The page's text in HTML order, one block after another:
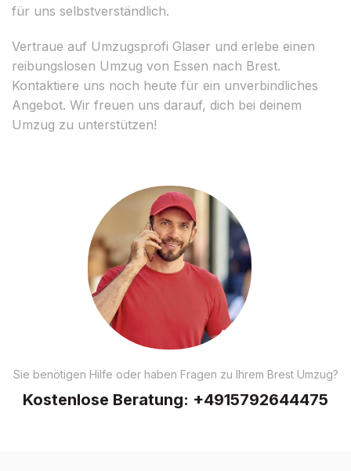
für uns selbstverständlich.
Vertraue auf Umzugsprofi Glaser und erlebe einen
reibungslosen Umzug von Essen nach Brest.
Kontaktiere uns noch heute für ein unverbindliches
Angebot. Wir freuen uns darauf, dich bei deinem
Umzug zu unterstützen!
Sie benötigen Hilfe oder haben Fragen zu Ihrem Brest Umzug?
Kostenlose Beratung: +4915792644475